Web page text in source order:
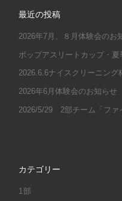
最近の投稿
2026年7月、８月体験会のお
ポップアスリートカップ・
2026.6.6ナイスクリーニング
2026年6月体験会のお知らせ
2026/5/29 2部チーム「ファ
カテゴリー
1部